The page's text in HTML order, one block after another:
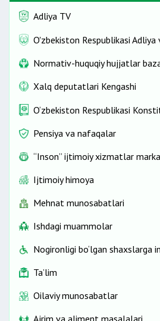
Adliya TV
O'zbekiston Respublikasi Adliya
Normativ-huquqiy hujjatlar
Xalq deputatlari Kengashi
O‘zbekiston Respublikasi
Pensiya va nafaqalar
“Inson” ijtimoiy xizmatlar
Ijtimoiy himoya
Mehnat munosabatlari
Ishdagi muammolar
Nogironligi bo‘lgan shaxslarga
Ta’lim
Oilaviy munosabatlar